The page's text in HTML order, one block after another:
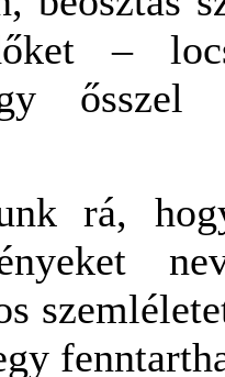
–
ősszel
rá,